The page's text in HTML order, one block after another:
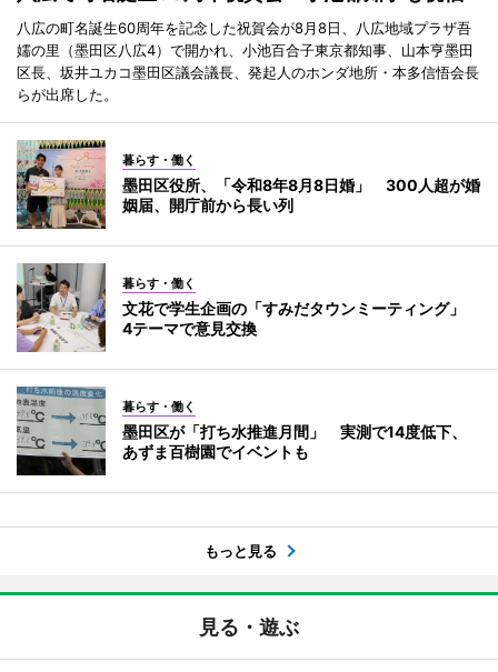
八広の町名誕生60周年を記念した祝賀会が8月8日、八広地域プラザ吾
嬬の里（墨田区八広4）で開かれ、小池百合子東京都知事、山本亨墨田
区長、坂井ユカコ墨田区議会議長、発起人のホンダ地所・本多信悟会長
らが出席した。
暮らす・働く
墨田区役所、「令和8年8月8日婚」 300人超が婚
姻届、開庁前から長い列
暮らす・働く
文花で学生企画の「すみだタウンミーティング」
4テーマで意見交換
暮らす・働く
墨田区が「打ち水推進月間」 実測で14度低下、
あずま百樹園でイベントも
もっと見る
見る・遊ぶ